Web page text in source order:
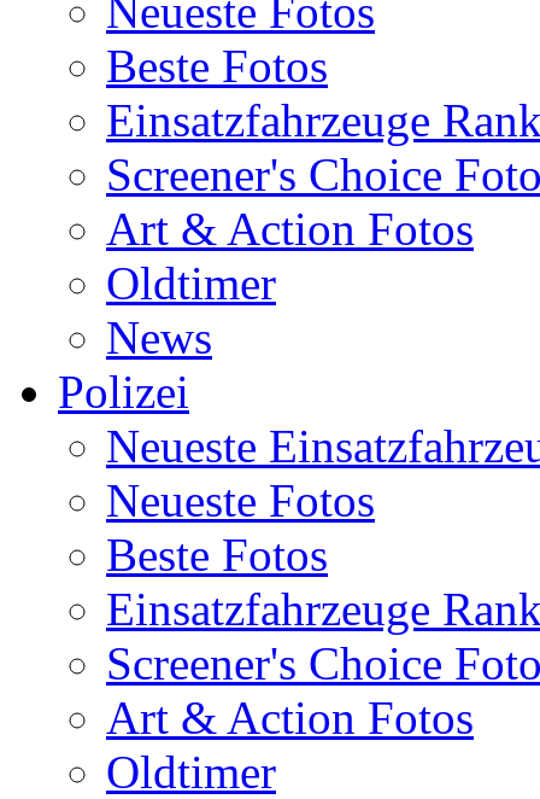
Neueste Fotos
Beste Fotos
Einsatzfahrzeuge
Screener's Choice
Art & Action Fotos
Oldtimer
News
Polizei
Neueste
Neueste Fotos
Beste Fotos
Einsatzfahrzeuge
Screener's Choice
Art & Action Fotos
Oldtimer